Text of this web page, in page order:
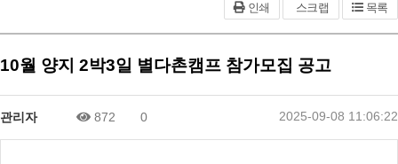
인쇄 스크랩 목록
10월 양지 2박3일 별다촌캠프 참가모집 공고
관리자 872 0 2025-09-08 11:06:22